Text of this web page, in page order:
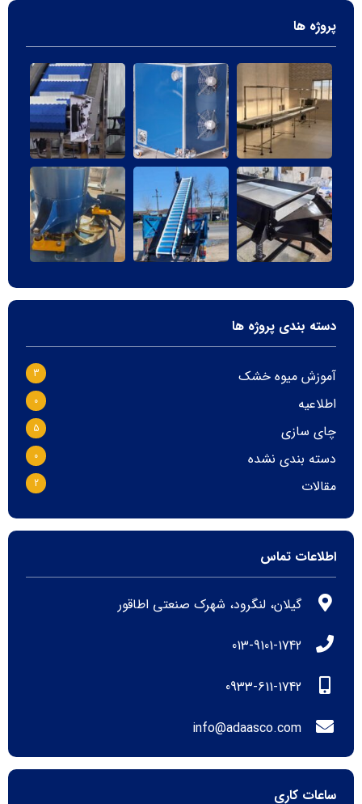
پروژه ها
دسته بندی پروژه ها
آموزش میوه خشک 3
اطلاعیه 0
چای سازی 5
دسته بندی نشده 0
مقالات 2
اطلاعات تماس
گیلان، لنگرود، شهرک صنعتی اطاقور
013-9101-1742
0933-611-1742
info@adaasco.com
ساعات کاری